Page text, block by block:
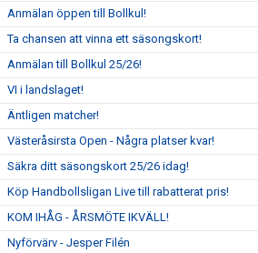
Anmälan öppen till Bollkul!
Ta chansen att vinna ett säsongskort!
Anmälan till Bollkul 25/26!
VI i landslaget!
Äntligen matcher!
Västeråsirsta Open - Några platser kvar!
Säkra ditt säsongskort 25/26 idag!
Köp Handbollsligan Live till rabatterat pris!
KOM IHÅG - ÅRSMÖTE IKVÄLL!
Nyförvärv - Jesper Filén